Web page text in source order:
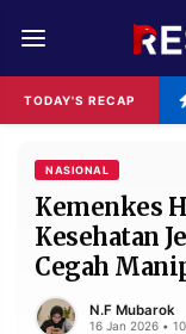
TODAY'S RECAP
REDAKSI
RESOLUSI
RUBRIKASI
EDITORIAL
FINANSIA
NASIONAL
Kemenkes
Kesehatan
Cegah
N.F Mubarok
16 Jan 2026 •